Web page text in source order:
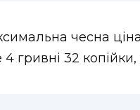
чесна
4 гривні 32